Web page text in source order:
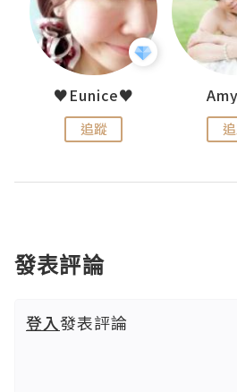
♥Eunice♥
追蹤
發表評論
登入發表評論